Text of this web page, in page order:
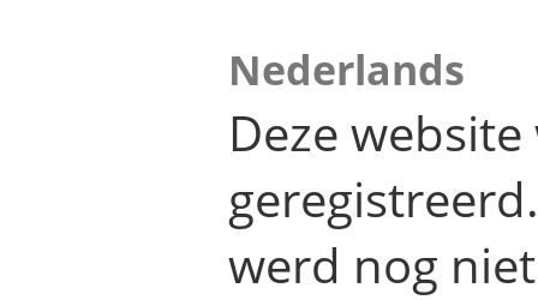
Nederlands
Deze
werd nog